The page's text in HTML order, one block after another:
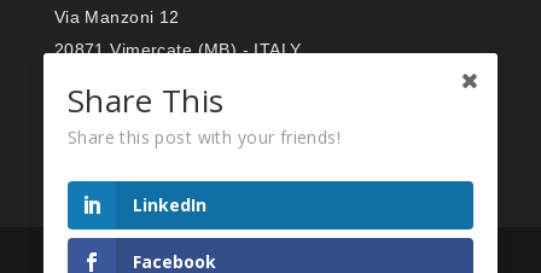
Via Manzoni 12
20871 Vimercate (MB) - ITALY
email:info@overtalent.it
Share This
Share this post with your friends!
LinkedIn
Facebook